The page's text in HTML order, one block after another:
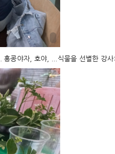
콩야자, 호야, ...식물을 선별한 강사